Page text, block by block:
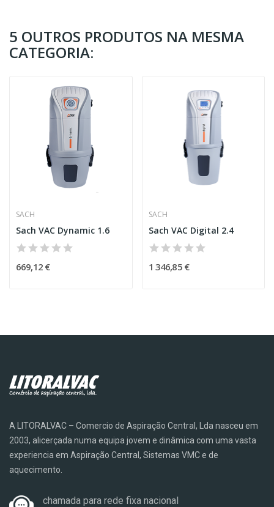
5 OUTROS PRODUTOS NA MESMA
CATEGORIA:
SACH
Sach VAC Dynamic 1.6
669,12 €
SACH
Sach VAC Digital 2.4
1 346,85 €
A LITORALVAC – Comercio de Aspiração Central, Lda nasceu em
2003, alicerçada numa equipa jovem e dinâmica com uma vasta
experiencia em Aspiração Central, Sistemas VMC e de
aquecimento.
chamada para rede fixa nacional